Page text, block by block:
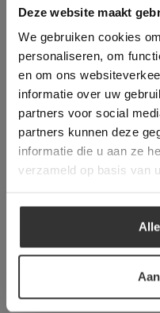
Deze website maakt
We gebruiken cookies
personaliseren, om
en om ons
informatie over uw
partners voor social
partners kunnen deze
informatie die u aan ze
verzameld op basis van
This Cookie
longer working.
Deze website
gebruik te